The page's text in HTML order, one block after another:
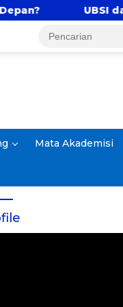
dan UNTAN
Mata Akademisi